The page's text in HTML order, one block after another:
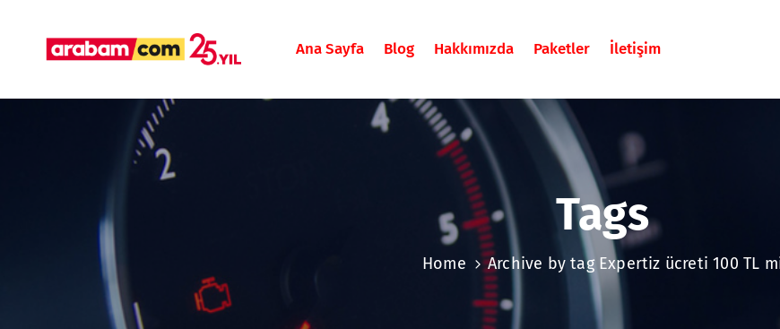
Ana Sayfa Blog Hakkımızda Paketler İletişim
Tags
Home Archive by tag Expertiz ücreti 100 TL